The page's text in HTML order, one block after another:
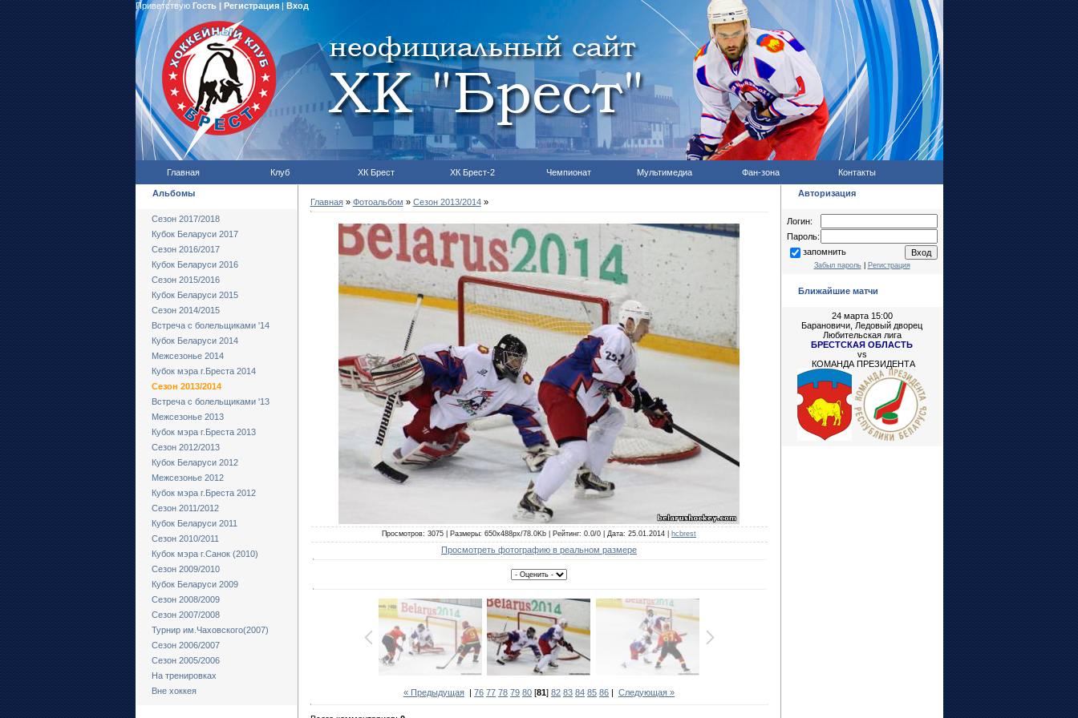
Приветствую Гость | Регистрация| Вход
Главная Клуб ХК Брест ХК Брест-2 Чемпионат Мультимедиа Фан-зона Контакты
Альбомы
Сезон 2017/2018
Кубок Беларуси 2017
Сезон 2016/2017
Кубок Беларуси 2016
Сезон 2015/2016
Кубок Беларуси 2015
Сезон 2014/2015
Встреча с болельщиками '14
Кубок Беларуси 2014
Межсезонье 2014
Кубок мэра г.Бреста 2014
Сезон 2013/2014
Встреча с болельщиками '13
Межсезонье 2013
Кубок мэра г.Бреста 2013
Сезон 2012/2013
Кубок Беларуси 2012
Межсезонье 2012
Кубок мэра г.Бреста 2012
Сезон 2011/2012
Кубок Беларуси 2011
Сезон 2010/2011
Кубок мэра г.Санок (2010)
Сезон 2009/2010
Кубок Беларуси 2009
Сезон 2008/2009
Сезон 2007/2008
Турнир им.Чаховского(2007)
Сезон 2006/2007
Сезон 2005/2006
На тренировках
Вне хоккея
Главная» Фотоальбом » Сезон 2013/2014»
Просмотров: 3075 | Размеры: 650x488px/78.0Kb | Рейтинг: 0.0/0 | Дата: 25.01.2014 | hcbrest
Просмотреть фотографию в реальном размере
« Предыдущая | 76 77 78 79 80 [81] 82 83 84 85 86 | Следующая »
Авторизация
Логин:
Пароль:
запомнить
Забыл пароль| Регистрация
Ближайшие матчи
24 марта 15:00
Барановичи, Ледовый дворец
Любительская лига
БРЕСТСКАЯ ОБЛАСТЬ
vs
КОМАНДА ПРЕЗИДЕНТА